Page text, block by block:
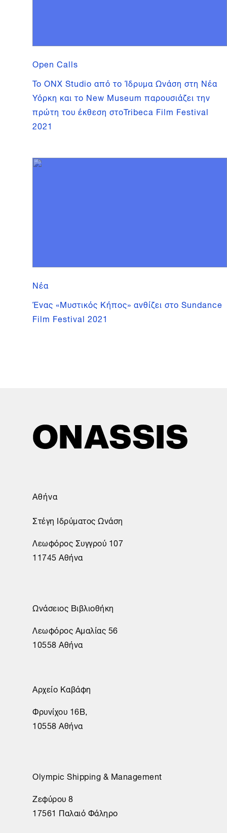
Open Calls
To ONX Studio από το Ίδρυμα Ωνάση στη Νέα
Υόρκη και το New Museum παρουσιάζει την
πρώτη του έκθεση στοTribeca Film Festival
2021
Νέα
Ένας «Μυστικός Κήπος» ανθίζει στο Sundance
Film Festival 2021
Αθήνα
Στέγη Ιδρύματος Ωνάση
Λεωφόρος Συγγρού 107
11745 Αθήνα
Ωνάσειος Βιβλιοθήκη
Λεωφόρος Αμαλίας 56
10558 Αθήνα
Αρχείο Καβάφη
Φρυνίχου 16Β,
10558 Αθήνα
Olympic Shipping & Management
Ζεφύρου 8
17561 Παλαιό Φάληρο